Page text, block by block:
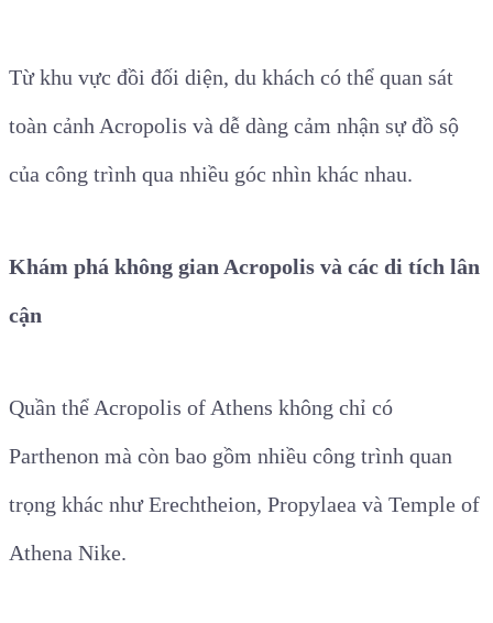
Từ khu vực đồi đối diện, du khách có thể quan sát
toàn cảnh Acropolis và dễ dàng cảm nhận sự đồ sộ
của công trình qua nhiều góc nhìn khác nhau.
Khám phá không gian Acropolis và các di tích lân
cận
Quần thể Acropolis of Athens không chỉ có
Parthenon mà còn bao gồm nhiều công trình quan
trọng khác như Erechtheion, Propylaea và Temple of
Athena Nike.